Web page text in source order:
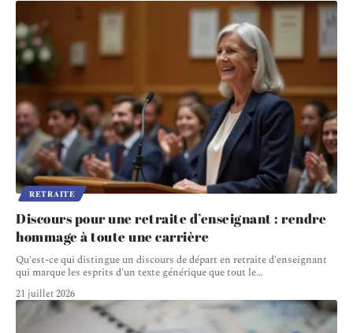
RETRAITE
Discours pour une retraite d’enseignant : rendre
hommage à toute une carrière
Qu'est-ce qui distingue un discours de départ en retraite d'enseignant
qui marque les esprits d'un texte générique que tout le…
21 juillet 2026